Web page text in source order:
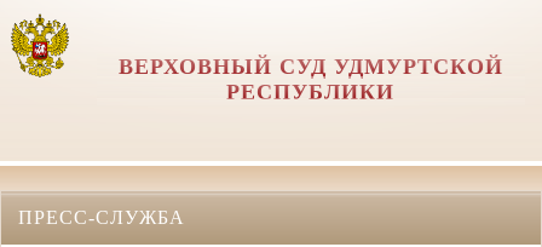
ВЕРХОВНЫЙ СУД УДМУРТСКОЙ
РЕСПУБЛИКИ
ПРЕСС-СЛУЖБА